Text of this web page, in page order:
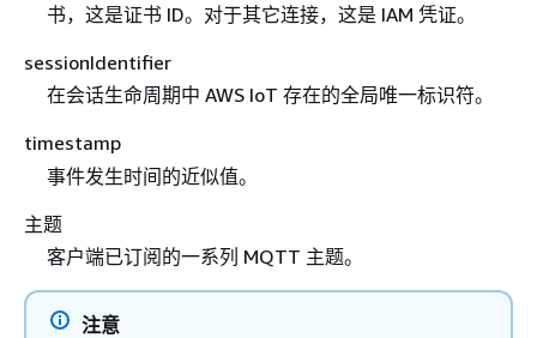
书，这是证书 ID。对于其它连接，这是 IAM 凭证。
sessionIdentifier
在会话生命周期中 AWS IoT 存在的全局唯一标识符。
timestamp
事件发生时间的近似值。
主题
客户端已订阅的一系列 MQTT 主题。
注意